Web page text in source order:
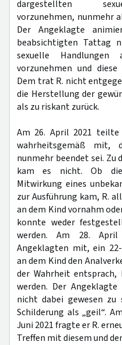
dargestellten
vorzunehmen, nunmehr
Der Angeklagte
beabsichtigten Tattag
sexuelle
vorzunehmen und
Dem trat R. nicht
die Herstellung der
als zu riskant zurück.
Am 26. April 2021 teilte
wahrheitsgemäß mit,
nunmehr beendet sei. Zu
kam es nicht. Ob
Mitwirkung eines
zur Ausführung kam, R.
an dem Kind vornahm
konnte weder
werden. Am 28.
Angeklagten mit, ein
an dem Kind den
der Wahrheit
werden. Der
nicht dabei gewesen
Schilderung als „geil“.
Juni 2021 fragte er R.
Treffen mit diesem und